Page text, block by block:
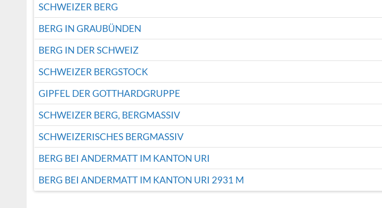
SCHWEIZER BERG
BERG IN GRAUBÜNDEN
BERG IN DER SCHWEIZ
SCHWEIZER BERGSTOCK
GIPFEL DER GOTTHARDGRUPPE
SCHWEIZER BERG, BERGMASSIV
SCHWEIZERISCHES BERGMASSIV
BERG BEI ANDERMATT IM KANTON URI
BERG BEI ANDERMATT IM KANTON URI 2931 M